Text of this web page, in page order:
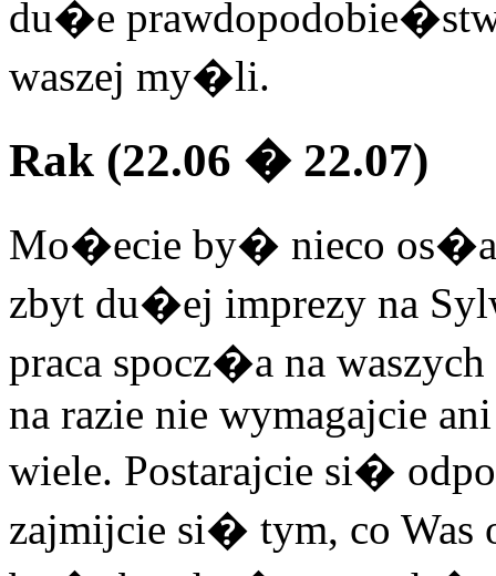
du�e
waszej my�li.
Rak (22.06 � 22.07)
Mo�ecie by� nieco
zbyt du�ej imprezy na
praca spocz�a na
na razie nie wymagajcie
wiele. Postarajcie si�
zajmijcie si� tym, co Was